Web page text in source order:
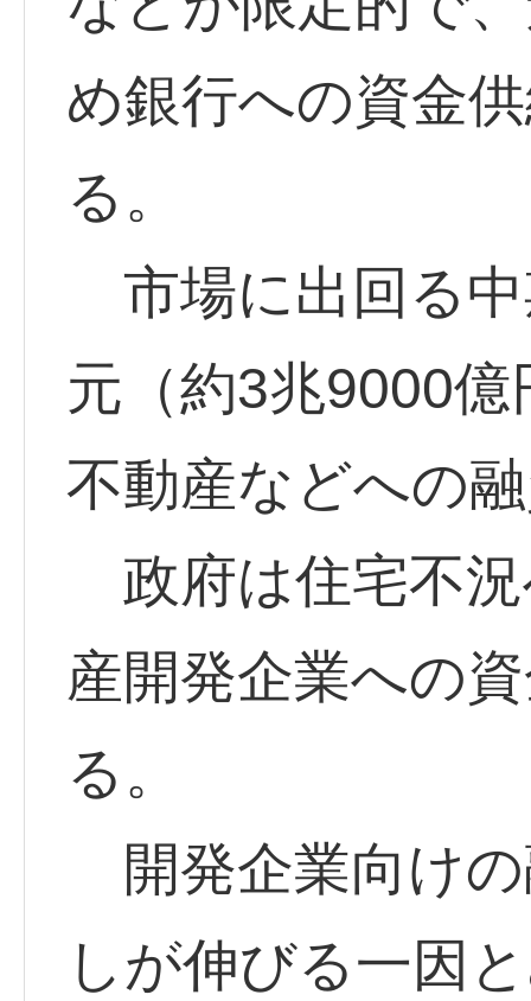
め銀行への資金
る。
市場に出回る
元（約3兆9000
不動産などへの
政府は住宅不
産開発企業への
る。
開発企業向け
しが伸びる一因